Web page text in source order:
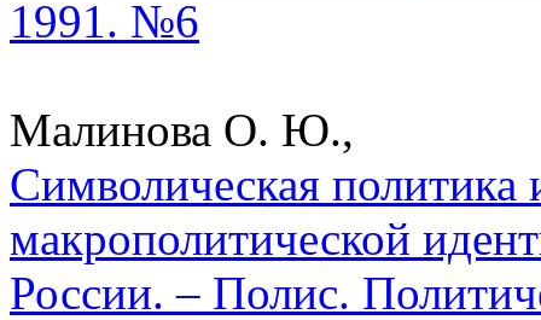
1991. №6
Малинова О. Ю.,
Символическая политика
макрополитической
России. – Полис.